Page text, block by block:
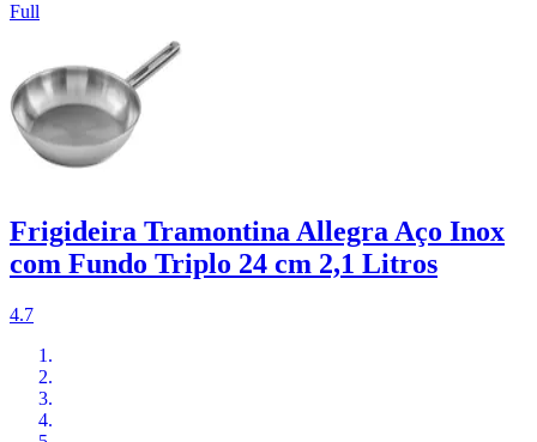
Full
Frigideira Tramontina Allegra Aço Inox
com Fundo Triplo 24 cm 2,1 Litros
4.7